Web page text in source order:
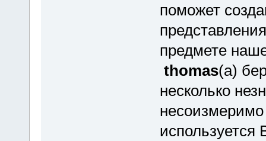
поможет
предмете
thomas(a)
несколько